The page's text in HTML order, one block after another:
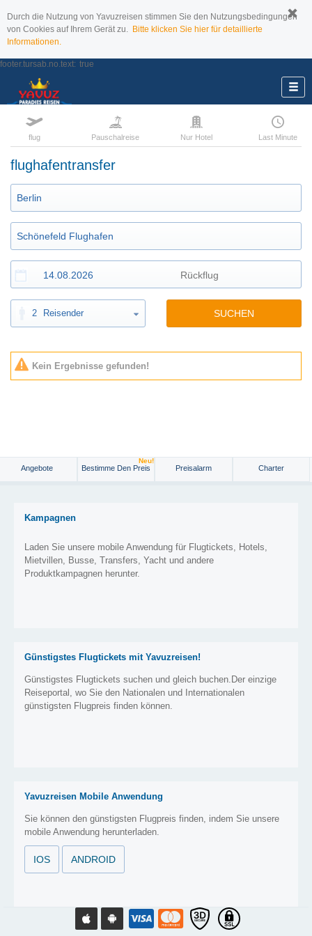
Durch die Nutzung von Yavuzreisen stimmen Sie den Nutzungsbedingungen
von Cookies auf Ihrem Gerät zu. Bitte klicken Sie hier für detaillierte
Informationen.
footer.tursab.no.text: true
flug Pauschalreise Nur Hotel Last Minute
flughafentransfer
2 Reisender SUCHEN
Kein Ergebnisse gefunden!
Angebote Bestimme Den Preis
Neu!
Preisalarm Charter
Kampagnen
Laden Sie unsere mobile Anwendung für Flugtickets, Hotels,
Mietvillen, Busse, Transfers, Yacht und andere
Produktkampagnen herunter.
Günstigstes Flugtickets mit Yavuzreisen!
Günstigstes Flugtickets suchen und gleich buchen.Der einzige
Reiseportal, wo Sie den Nationalen und Internationalen
günstigsten Flugpreis finden können.
Yavuzreisen Mobile Anwendung
Sie können den günstigsten Flugpreis finden, indem Sie unsere
mobile Anwendung herunterladen.
IOS ANDROID